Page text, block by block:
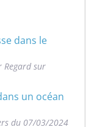
dans le
Regard sur
un océan
du 07/03/2024